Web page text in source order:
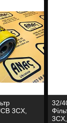
3CX,
32/